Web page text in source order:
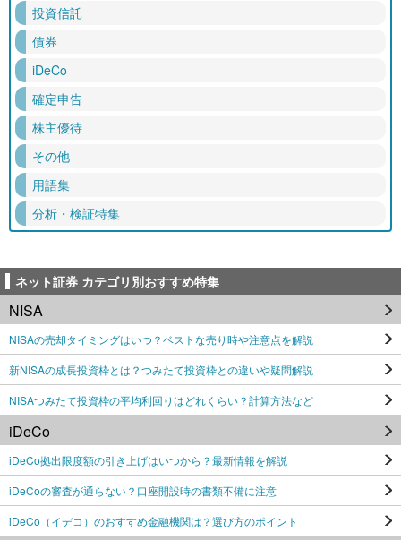
投資信託
債券
iDeCo
確定申告
株主優待
その他
用語集
分析・検証特集
ネット証券 カテゴリ別おすすめ特集
NISA
NISAの売却タイミングはいつ？ベストな売り時や注意点を解説
新NISAの成長投資枠とは？つみたて投資枠との違いや疑問解説
NISAつみたて投資枠の平均利回りはどれくらい？計算方法など
iDeCo
iDeCo拠出限度額の引き上げはいつから？最新情報を解説
iDeCoの審査が通らない？口座開設時の書類不備に注意
iDeCo（イデコ）のおすすめ金融機関は？選び方のポイント